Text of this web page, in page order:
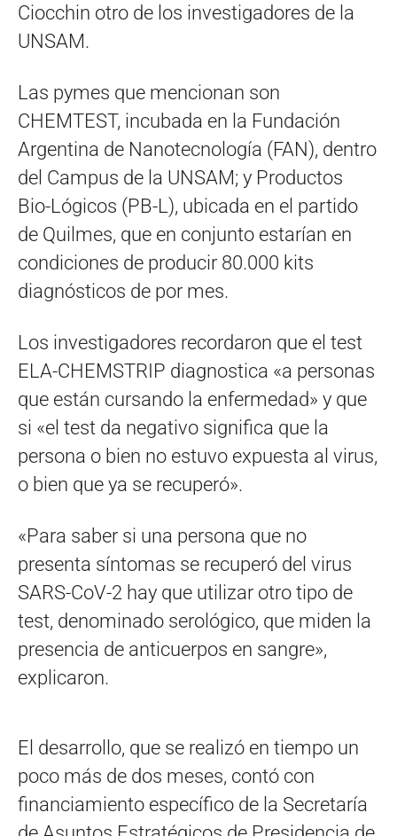
Ciocchin otro de los investigadores de la
UNSAM.
Las pymes que mencionan son
CHEMTEST, incubada en la Fundación
Argentina de Nanotecnología (FAN), dentro
del Campus de la UNSAM; y Productos
Bio-Lógicos (PB-L), ubicada en el partido
de Quilmes, que en conjunto estarían en
condiciones de producir 80.000 kits
diagnósticos de por mes.
Los investigadores recordaron que el test
ELA-CHEMSTRIP diagnostica «a personas
que están cursando la enfermedad» y que
si «el test da negativo significa que la
persona o bien no estuvo expuesta al virus,
o bien que ya se recuperó».
«Para saber si una persona que no
presenta síntomas se recuperó del virus
SARS-CoV-2 hay que utilizar otro tipo de
test, denominado serológico, que miden la
presencia de anticuerpos en sangre»,
explicaron.
El desarrollo, que se realizó en tiempo un
poco más de dos meses, contó con
financiamiento específico de la Secretaría